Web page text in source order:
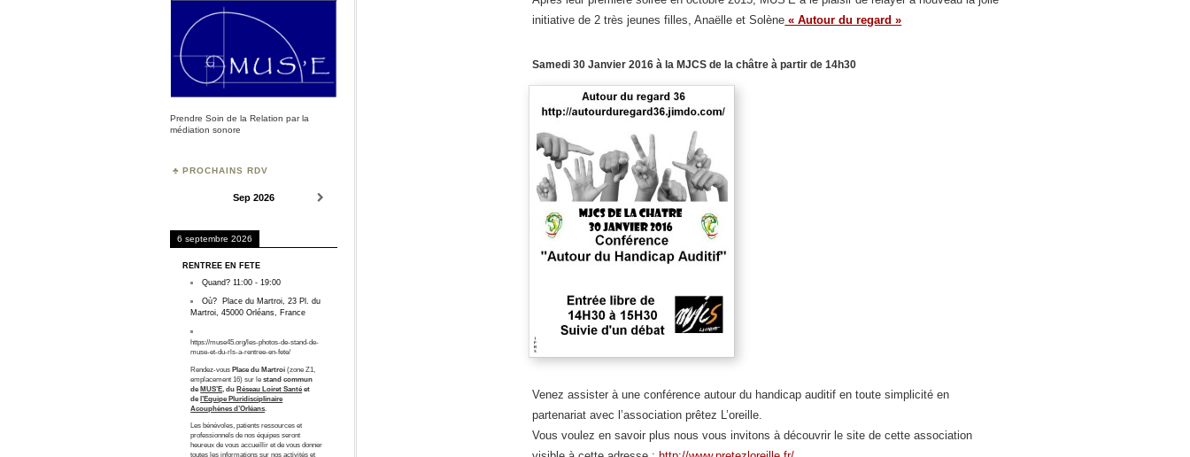
initiative de 2 très jeunes filles, Anaëlle et Solène « Autour du regard »
Samedi 30 Janvier 2016 à la MJCS de la châtre à partir de 14h30
Venez assister à une conférence autour du handicap auditif en toute simplicité en
partenariat avec l’association prêtez L’oreille.
Vous voulez en savoir plus nous vous invitons à découvrir le site de cette association
Prendre Soin de la Relation par la
médiation sonore
PROCHAINS RDV
Sep 2026
6 septembre 2026
RENTREE EN FÊTE
Quand?11:00 -19:00
Où? Place du Martroi, 23 Pl. du
Martroi, 45000 Orléans, France
https://muse45.org/les-photos-de-stand-de-
muse-et-du-rls-a-rentree-en-fete/
Rendez-vousPlace du Martroi(zone Z1,
emplacement 16) sur lestand commun
deMUS’E , duRéseau Loiret Santé et
del’Equipe Pluridisciplinaire
Acouphènes d’Orléans
Les bénévoles, patients ressources et
professionnels de nos équipes seront
heureux de vous accueillir et de vous donner
toutes les informations sur nos activités et